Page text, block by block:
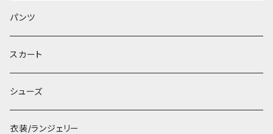
パンツ
スカート
シューズ
衣装/ランジェリー